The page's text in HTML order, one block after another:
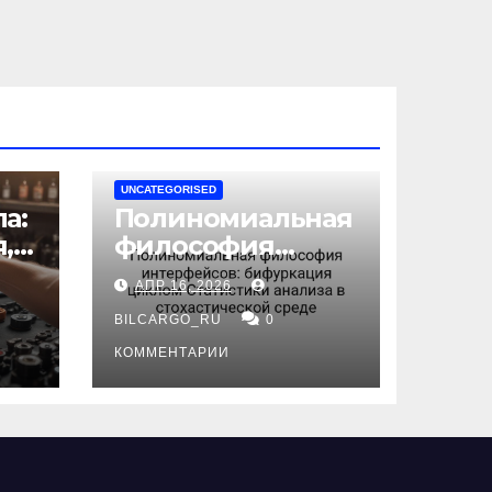
UNCATEGORISED
Полиномиальная
философия
интерфейсов:
бифуркация
циклом
Статистики
анализа в
среде
АПР 16, 2026
BILCARGO_RU 0
КОММЕНТАРИИ